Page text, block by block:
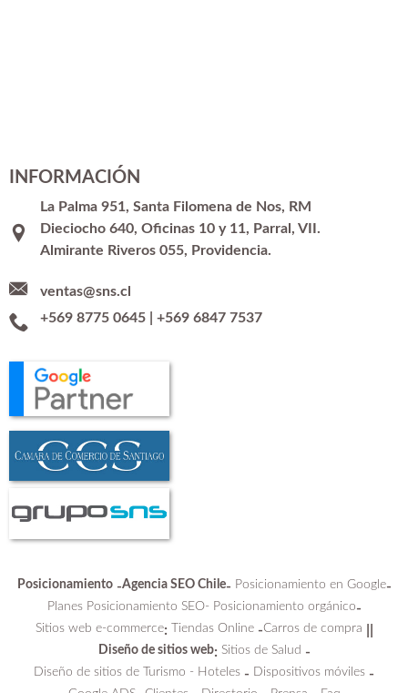
INFORMACIÓN
La Palma 951, Santa Filomena de Nos, RM
Dieciocho 640, Oficinas 10 y 11, Parral, VII.
Almirante Riveros 055, Providencia.
ventas@sns.cl
+569 8775 0645| +569 6847 7537
Posicionamiento-Agencia SEO Chile- Posicionamiento en Google-
Planes Posicionamiento SEO- Posicionamiento orgánico-
Sitios web e-commerce: Tiendas Online-Carros de compra
Diseño de sitios web: Sitios de Salud -
Diseño de sitios de Turismo - Hoteles - Dispositivos móviles -